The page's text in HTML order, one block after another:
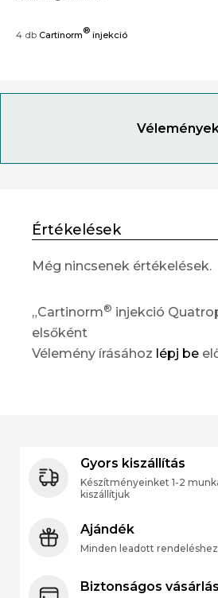
4 db Cartinorm® injekció
Értékelések
Még nincsenek értékelések.
„Cartinorm® injekció
elsőként
Vélemény írásához lépj be
Gyors kiszállítás
Készítményeinket 1-2
kiszállítjuk
Ajándék
Minden leadott rendeléshez
Biztonságos vásárlás